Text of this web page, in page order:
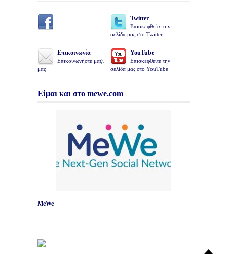
Twitter
Επισκεφθείτε την
σελίδα μας στο Twitter
Επικοινωνία
Επικοινωνήστε μαζί
μας
YouTube
Επισκεφθείτε την
σελίδα μας στο YouTube
Είμαι και στο mewe.com
MeWe